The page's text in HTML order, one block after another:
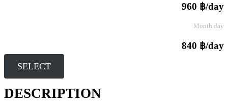
960 ฿/day
Month day
840 ฿/day
SELECT
DESCRIPTION